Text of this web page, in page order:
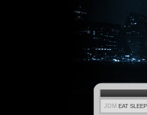
JDM EAT